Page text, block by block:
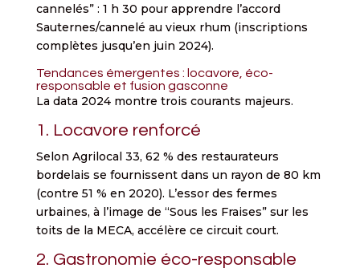
cannelés” : 1 h 30 pour apprendre l’accord
Sauternes/cannelé au vieux rhum (inscriptions
complètes jusqu’en juin 2024).
Tendances émergentes : locavore, éco-
responsable et fusion gasconne
La data 2024 montre trois courants majeurs.
1. Locavore renforcé
Selon Agrilocal 33, 62 % des restaurateurs
bordelais se fournissent dans un rayon de 80 km
(contre 51 % en 2020). L’essor des fermes
urbaines, à l’image de “Sous les Fraises” sur les
toits de la MECA, accélère ce circuit court.
2. Gastronomie éco-responsable